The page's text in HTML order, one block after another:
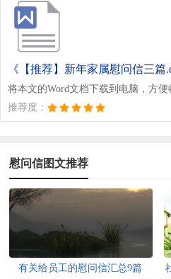
《【推荐】新年家属慰问信三篇
将本文的Word文档下载到电脑，方便
推荐度：
慰问信图文推荐
有关给员工的慰问信汇总9篇